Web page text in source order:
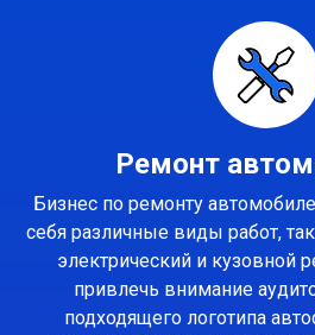
Ремонт
Бизнес по ремонту
себя различные виды работ,
электрический и кузовной
привлечь внимание
подходящего логотипа